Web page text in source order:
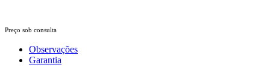
Preço sob consulta
Observações
Garantia